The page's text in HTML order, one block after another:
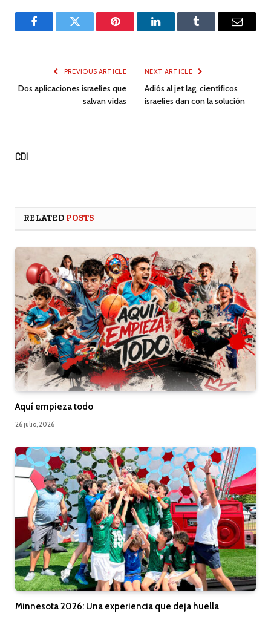
FacebookTwitter Pinterest LinkedInTumblr Email
PREVIOUS ARTICLE
Dos aplicaciones israelíes que
salvan vidas
NEXT ARTICLE
Adiós al jet lag, científicos
israelíes dan con la solución
CDI
RELATED POSTS
Aquí empieza todo
26 julio, 2026
Minnesota 2026: Una experiencia que deja huella